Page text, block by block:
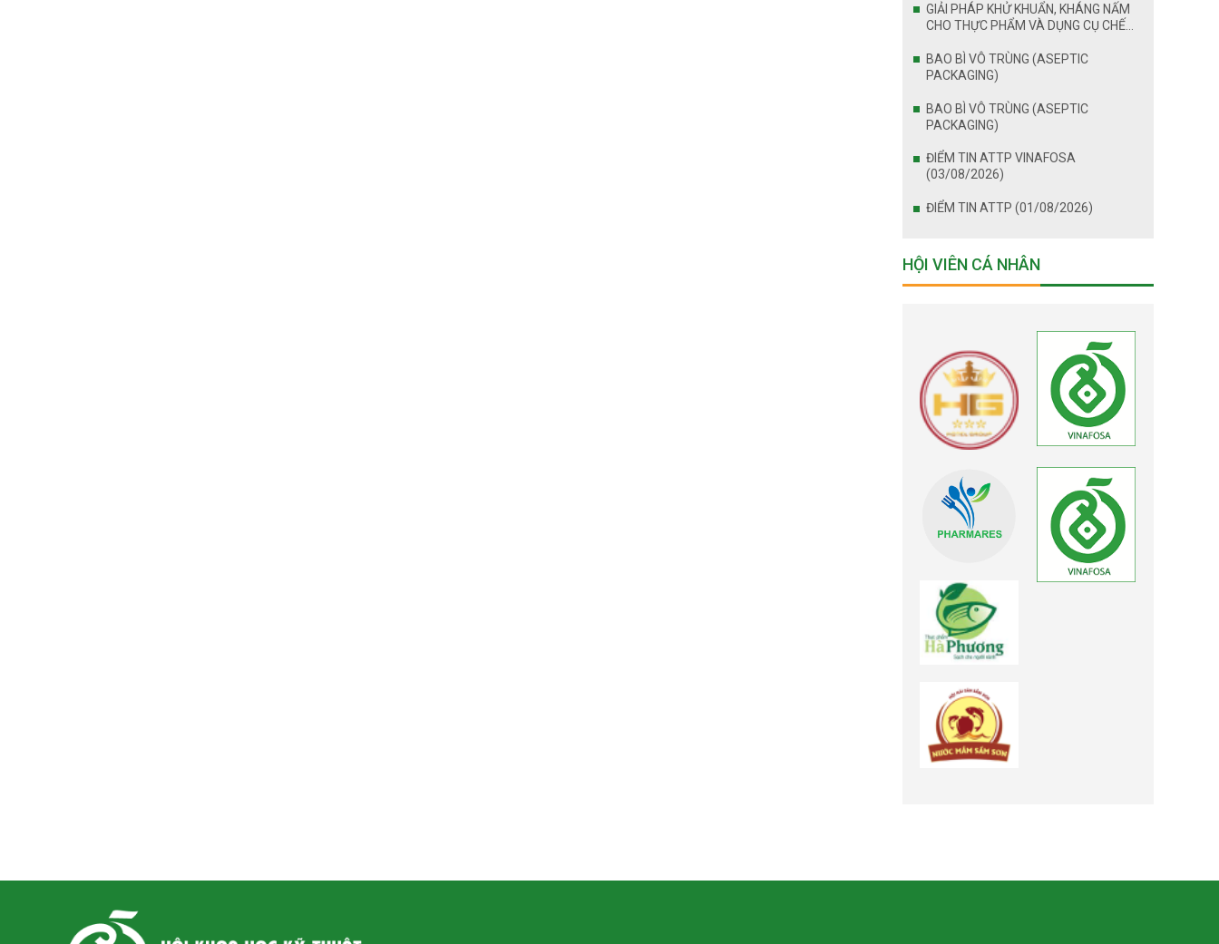
GIẢI PHÁP KHỬ KHUẨN, KHÁNG NẤM
CHO THỰC PHẨM VÀ DỤNG CỤ CHẾ
BAO BÌ VÔ TRÙNG (ASEPTIC
PACKAGING)
BAO BÌ VÔ TRÙNG (ASEPTIC
PACKAGING)
ĐIỂM TIN ATTP VINAFOSA
(03/08/2026)
ĐIỂM TIN ATTP (01/08/2026)
HỘI VIÊN CÁ NHÂN